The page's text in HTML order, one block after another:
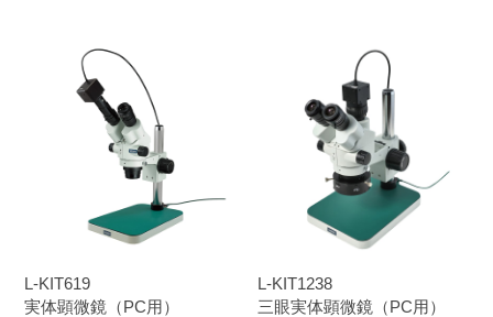
L-KIT619
実体顕微鏡（PC用）
L-KIT1238
三眼実体顕微鏡（PC用）